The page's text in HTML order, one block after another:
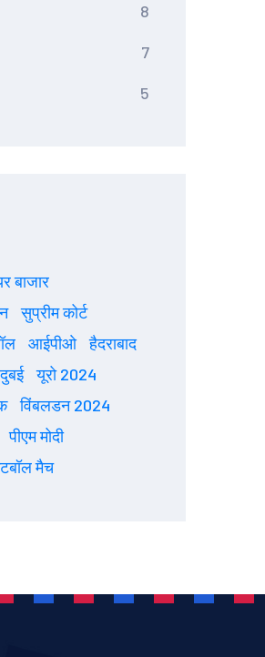
8
7
5
बाजार
सुप्रीम कोर्ट
आईपीओ
हैदराबाद
दुबई
यूरो 2024
विंबलडन 2024
पीएम मोदी
मैच